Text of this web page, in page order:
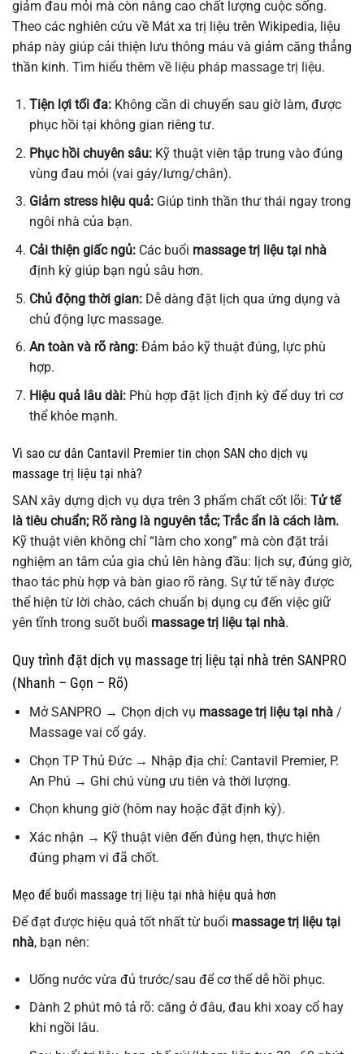
giảm đau mỏi mà còn nâng cao chất lượng cuộc sống.
Theo các nghiên cứu về Mát xa trị liệu trên Wikipedia, liệu
pháp này giúp cải thiện lưu thông máu và giảm căng thẳng
thần kinh. Tìm hiểu thêm về liệu pháp massage trị liệu.
Tiện lợi tối đa:Không cần di chuyển sau giờ làm, được
phục hồi tại không gian riêng tư.
Phục hồi chuyên sâu:Kỹ thuật viên tập trung vào đúng
vùng đau mỏi (vai gáy/lưng/chân).
Giảm stress hiệu quả:Giúp tinh thần thư thái ngay trong
ngôi nhà của bạn.
Cải thiện giấc ngủ:Các buổi massage trị liệu tại nhà
định kỳ giúp bạn ngủ sâu hơn.
Chủ động thời gian:Dễ dàng đặt lịch qua ứng dụng và
chủ động lực massage.
An toàn và rõ ràng:Đảm bảo kỹ thuật đúng, lực phù
hợp.
Hiệu quả lâu dài:Phù hợp đặt lịch định kỳ để duy trì cơ
thể khỏe mạnh.
Vì sao cư dân Cantavil Premier tin chọn SAN cho dịch vụ
massage trị liệu tại nhà?
SAN xây dựng dịch vụ dựa trên 3 phẩm chất cốt lõi: Tử tế
là tiêu chuẩn; Rõ ràng là nguyên tắc; Trắc ẩn là cách làm.
Kỹ thuật viên không chỉ “làm cho xong” mà còn đặt trải
nghiệm an tâm của gia chủ lên hàng đầu: lịch sự, đúng giờ,
thao tác phù hợp và bàn giao rõ ràng. Sự tử tế này được
thể hiện từ lời chào, cách chuẩn bị dụng cụ đến việc giữ
yên tĩnh trong suốt buổi massage trị liệu tại nhà.
Quy trình đặt dịch vụ massage trị liệu tại nhà trên SANPRO
(Nhanh – Gọn – Rõ)
Mở SANPRO → Chọn dịch vụ massage trị liệu tại nhà/
Massage vai cổ gáy.
Chọn TP Thủ Đức → Nhập địa chỉ: Cantavil Premier, P.
An Phú → Ghi chú vùng ưu tiên và thời lượng.
Chọn khung giờ (hôm nay hoặc đặt định kỳ).
Xác nhận → Kỹ thuật viên đến đúng hẹn, thực hiện
đúng phạm vi đã chốt.
Mẹo để buổi massage trị liệu tại nhà hiệu quả hơn
Để đạt được hiệu quả tốt nhất từ buổi massage trị liệu tại
nhà, bạn nên:
Uống nước vừa đủ trước/sau để cơ thể dễ hồi phục.
Dành 2 phút mô tả rõ: căng ở đâu, đau khi xoay cổ hay
khi ngồi lâu.